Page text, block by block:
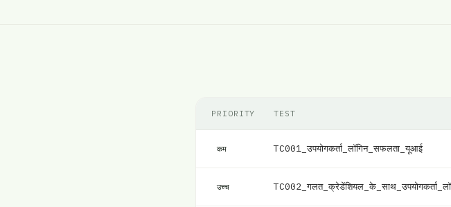
PRIORITY TEST
कम TC001_उपयोगकर्ता_लॉगिन_सफलता_यूआई
उच्च